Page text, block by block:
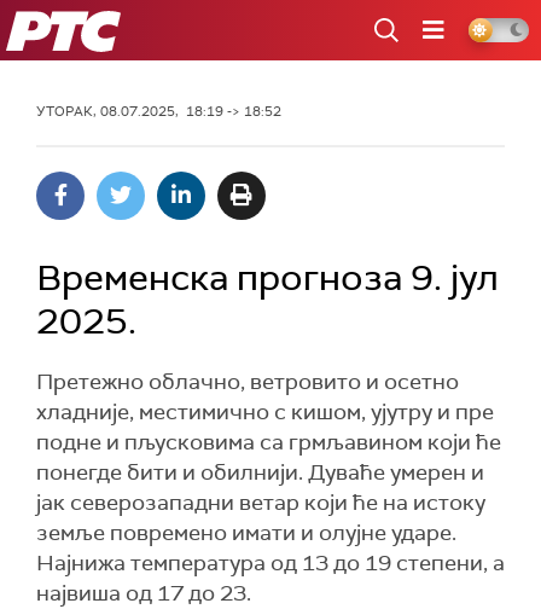
РТС
УТОРАК, 08.07.2025, 18:19 -> 18:52
Временска прогноза 9. јул
2025.
Претежно облачно, ветровито и осетно
хладније, местимично с кишом, ујутру и пре
подне и пљусковима са грмљавином који ће
понегде бити и обилнији. Дуваће умерен и
јак северозападни ветар који ће на истоку
земље повремено имати и олујне ударе.
Најнижа температура од 13 до 19 степени, а
највиша од 17 до 23.